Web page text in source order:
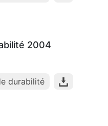
2004
durabilité